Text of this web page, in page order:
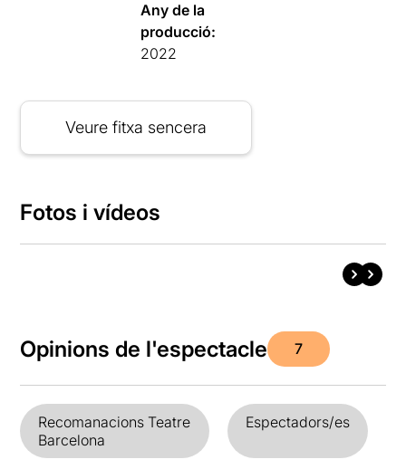
Any de la
producció:
2022
Veure fitxa sencera
Fotos i vídeos
Opinions de l'espectacle 7
Recomanacions Teatre
Barcelona
Espectadors/es